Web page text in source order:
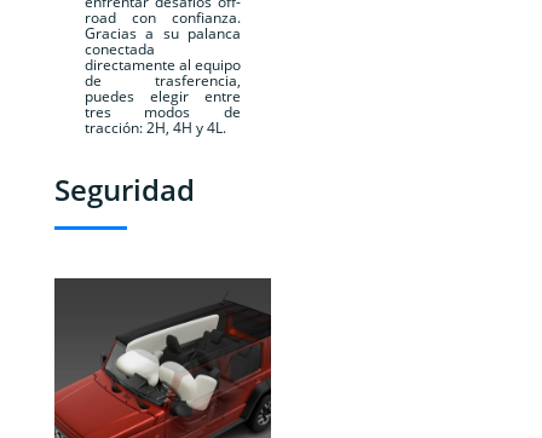
road con confianza.
Gracias a su palanca
conectada
directamente al equipo
de trasferencia,
puedes elegir entre
tres modos de
tracción: 2H, 4H y 4L.
Seguridad